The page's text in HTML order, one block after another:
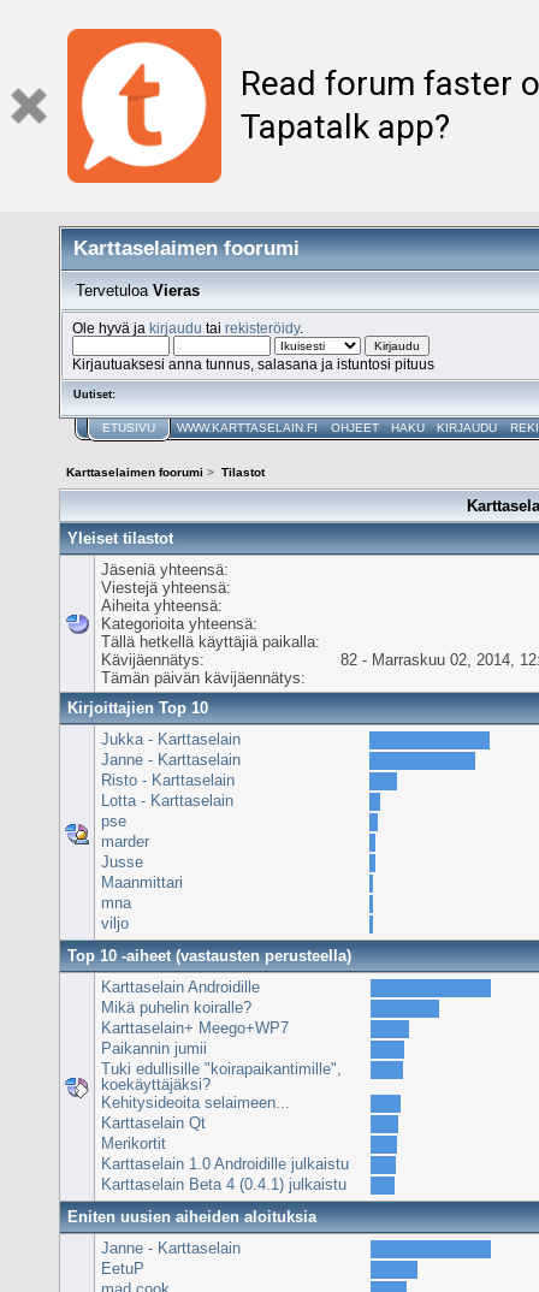
Read forum faster
Tapatalk app?
Karttaselaimen foorumi
Tervetuloa Vieras
Ole hyvä jakirjaudu tairekisteröidy.
Kirjautuaksesi anna tunnus, salasana ja istuntosi pituus
Uutiset:
ETUSIVU WWW.KARTTASELAIN.FI OHJEET HAKU KIRJAUDU
Karttaselaimen foorumi > Tilastot
Yleiset tilastot
Jäseniä yhteensä:
Viestejä yhteensä:
Aiheita yhteensä:
Kategorioita yhteensä:
Tällä hetkellä käyttäjiä paikalla:
Kävijäennätys:
82 - Marraskuu 02, 2014,
Tämän päivän kävijäennätys:
Kirjoittajien Top 10
Jukka - Karttaselain
Janne - Karttaselain
Risto - Karttaselain
Lotta - Karttaselain
pse
marder
Jusse
Maanmittari
mna
viljo
Top 10 -aiheet (vastausten perusteella)
Karttaselain Androidille
Mikä puhelin koiralle?
Karttaselain+ Meego+WP7
Paikannin jumii
Tuki edullisille "koirapaikantimille",
koekäyttäjäksi?
Kehitysideoita selaimeen...
Karttaselain Qt
Merikortit
Karttaselain 1.0 Androidille julkaistu
Karttaselain Beta 4 (0.4.1) julkaistu
Eniten uusien aiheiden aloituksia
Janne - Karttaselain
EetuP